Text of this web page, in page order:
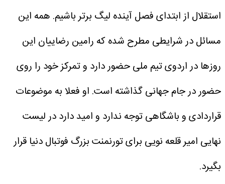
استقلال از ابتدای فصل آینده لیگ برتر باشیم. همه این
مسائل در شرایطی مطرح شده که رامین رضاییان این
روزها در اردوی تیم ملی حضور دارد و تمرکز خود را روی
حضور در جام جهانی گذاشته است. او فعلا به موضوعات
قراردادی و باشگاهی توجه ندارد و امید دارد در لیست
نهایی امیر قلعه نویی برای تورنمنت بزرگ فوتبال دنیا قرار
بگیرد.